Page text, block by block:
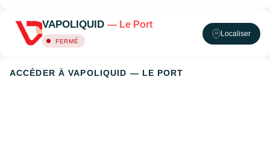
VAPOLIQUID — Le Port
FERMÉ
Localiser
ACCÉDER À VAPOLIQUID — LE PORT